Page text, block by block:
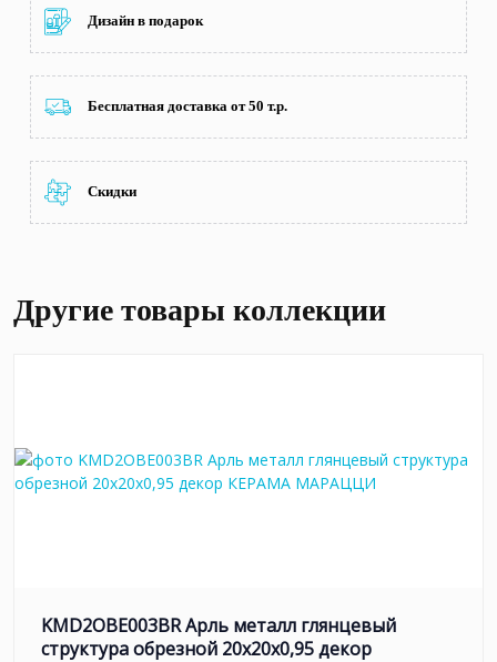
Дизайн в подарок
Бесплатная доставка от 50 т.р.
Скидки
Другие товары коллекции
KMD2OBE003BR Арль металл глянцевый
структура обрезной 20x20x0,95 декор